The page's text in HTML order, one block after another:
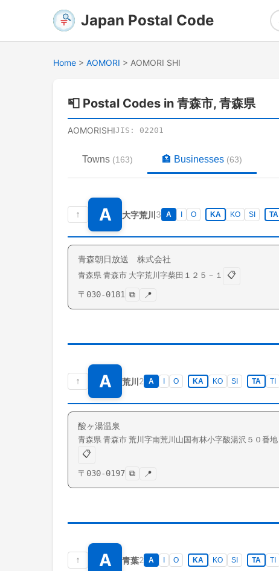
Japan Postal Code
Home > AOMORI > AOMORI SHI
📮 Postal Codes in 青森市, 青森県
AOMORISHIJIS: 02201
Towns (163) 🏣 Businesses (63)
↑ A 大字荒川 3 A O KA KO SI TA
青森朝日放送 株式会社
青森県 青森市 大字荒川字柴田１２５－１
📋
〒 030-0181 ⧉ 📍
↑ A 荒川 2 A O KA KO SI TA TI
酸ヶ湯温泉
青森県 青森市 荒川字南荒川山国有林小字酸湯沢５０番地
📋
〒 030-0197 ⧉ 📍
↑ A 青葉2 A O KA KO SI TA TI